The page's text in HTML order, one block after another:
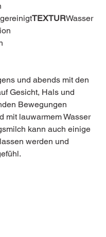
TEXTURWasser
und abends mit den
Gesicht, Hals und
Bewegungen
mit lauwarmem Wasser
kann auch einige
werden und